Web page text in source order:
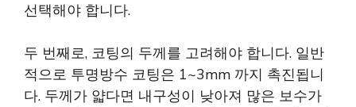
선택해야 합니다.
두 번째로, 코팅의 두께를 고려해야 합니다. 일반
적으로 투명방수 코팅은 1~3mm 까지 촉진됩니
다. 두께가 얇다면 내구성이 낮아져 많은 보수가